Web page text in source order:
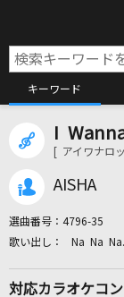
キーワード
I
[ アイワナロ
AISHA
選曲番号： 4796-35
Na Na
対応カラオケコ